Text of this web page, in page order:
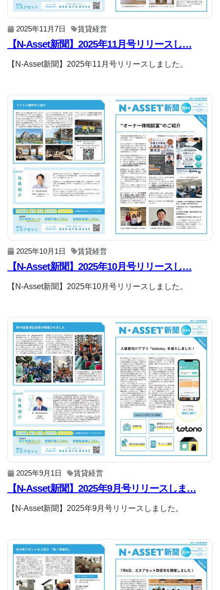
2025年11月7日 賃貸経営
【N-Asset新聞】2025年11月号リリースし…
【N-Asset新聞】2025年11月号リリースしました。
2025年10月1日 賃貸経営
【N-Asset新聞】2025年10月号リリースし…
【N-Asset新聞】2025年10月号リリースしました。
2025年9月1日 賃貸経営
【N-Asset新聞】2025年9月号リリースしま…
【N-Asset新聞】2025年9月号リリースしました。